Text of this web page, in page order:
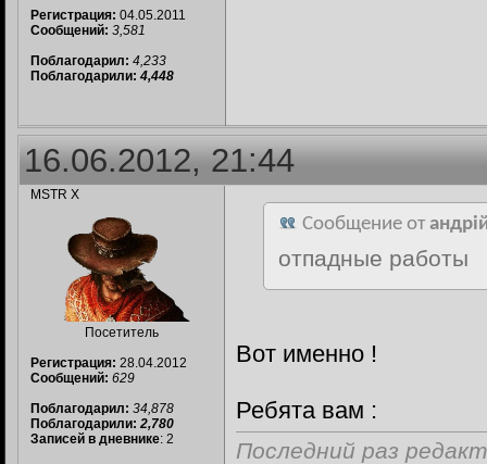
Регистрация: 04.05.2011
Сообщений: 3,581
Поблагодарил: 4,233
Поблагодарили: 4,448
16.06.2012, 21:44
MSTR X
Посетитель
Регистрация: 28.04.2012
Сообщений: 629
Поблагодарил: 34,878
Поблагодарили: 2,780
Записей в дневнике: 2
Сообщение от
отпадные работы
Вот именно !
Ребята вам :
Последний раз